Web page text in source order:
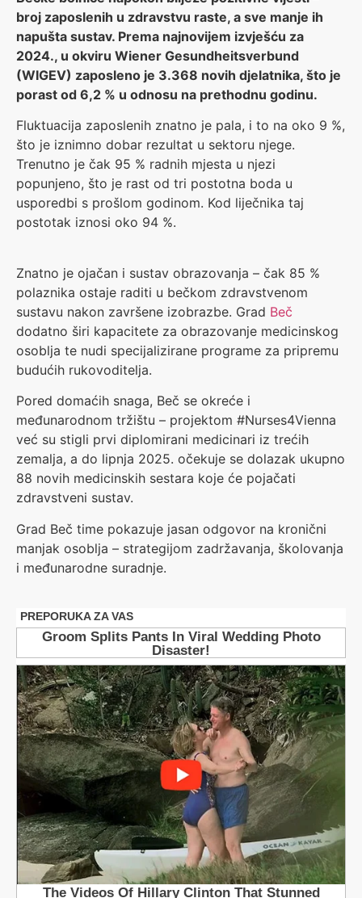
broj zaposlenih u zdravstvu raste, a sve manje ih
napušta sustav. Prema najnovijem izvješću za
2024., u okviru Wiener Gesundheitsverbund
(WIGEV) zaposleno je 3.368 novih djelatnika, što je
porast od 6,2 % u odnosu na prethodnu godinu.
Fluktuacija zaposlenih znatno je pala, i to na oko 9 %,
što je iznimno dobar rezultat u sektoru njege.
Trenutno je čak 95 % radnih mjesta u njezi
popunjeno, što je rast od tri postotna boda u
usporedbi s prošlom godinom. Kod liječnika taj
postotak iznosi oko 94 %.
Znatno je ojačan i sustav obrazovanja – čak 85 %
polaznika ostaje raditi u bečkom zdravstvenom
sustavu nakon završene izobrazbe. Grad Beč
dodatno širi kapacitete za obrazovanje medicinskog
osoblja te nudi specijalizirane programe za pripremu
budućih rukovoditelja.
Pored domaćih snaga, Beč se okreće i
međunarodnom tržištu – projektom #Nurses4Vienna
već su stigli prvi diplomirani medicinari iz trećih
zemalja, a do lipnja 2025. očekuje se dolazak ukupno
88 novih medicinskih sestara koje će pojačati
zdravstveni sustav.
Grad Beč time pokazuje jasan odgovor na kronični
manjak osoblja – strategijom zadržavanja, školovanja
i međunarodne suradnje.